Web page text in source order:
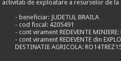
activitati de exploatare a resurselor de
- beneficiar: JUDETUL BRAILA
- cod fiscal: 4205491
- cont virament REDEVENTE
- cont virament REDEVENTE din
DESTINATIE AGRICOLA: